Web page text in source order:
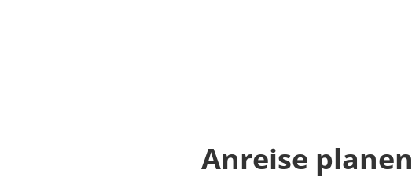
Anreise planen